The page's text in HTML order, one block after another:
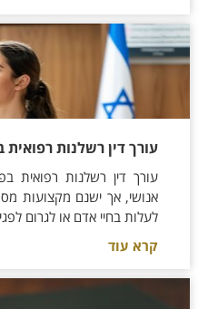
עורך דין רשלנות
עורך דין רשלנות רפואית
אנושי, אך ישנם מקצועות
לעלות בחיי אדם או לגרום
קרא עוד